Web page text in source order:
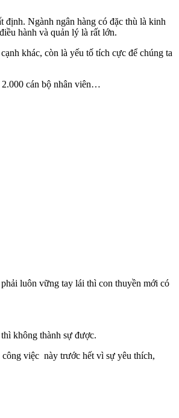
Ngành ngân hàng có đặc thù là kinh
hành và quản lý là rất lớn.
khác, còn là yếu tố tích cực để chúng ta
2.000 cán bộ nhân viên…
luôn vững tay lái thì con thuyền mới có
không thành sự được.
việc này trước hết vì sự yêu thích,